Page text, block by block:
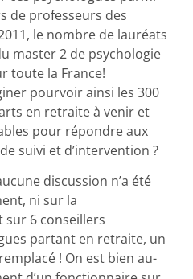
de professeurs des
le nombre de lauréats
master 2 de psychologie
toute la France!
pourvoir ainsi les 300
en retraite à venir et
pour répondre aux
suivi et d’intervention ?
discussion n’a été
ni sur la
6 conseillers
partant en retraite, un
! On est bien au-